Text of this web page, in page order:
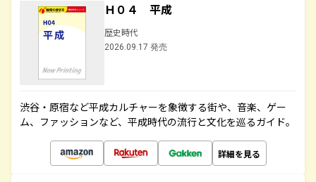
Ｈ０４ 平成
歴史時代
2026.09.17 発売
渋谷・原宿など平成カルチャーを象徴する街や、音楽、ゲー
ム、ファッションなど、平成時代の流行と文化を巡るガイド。
詳細を見る